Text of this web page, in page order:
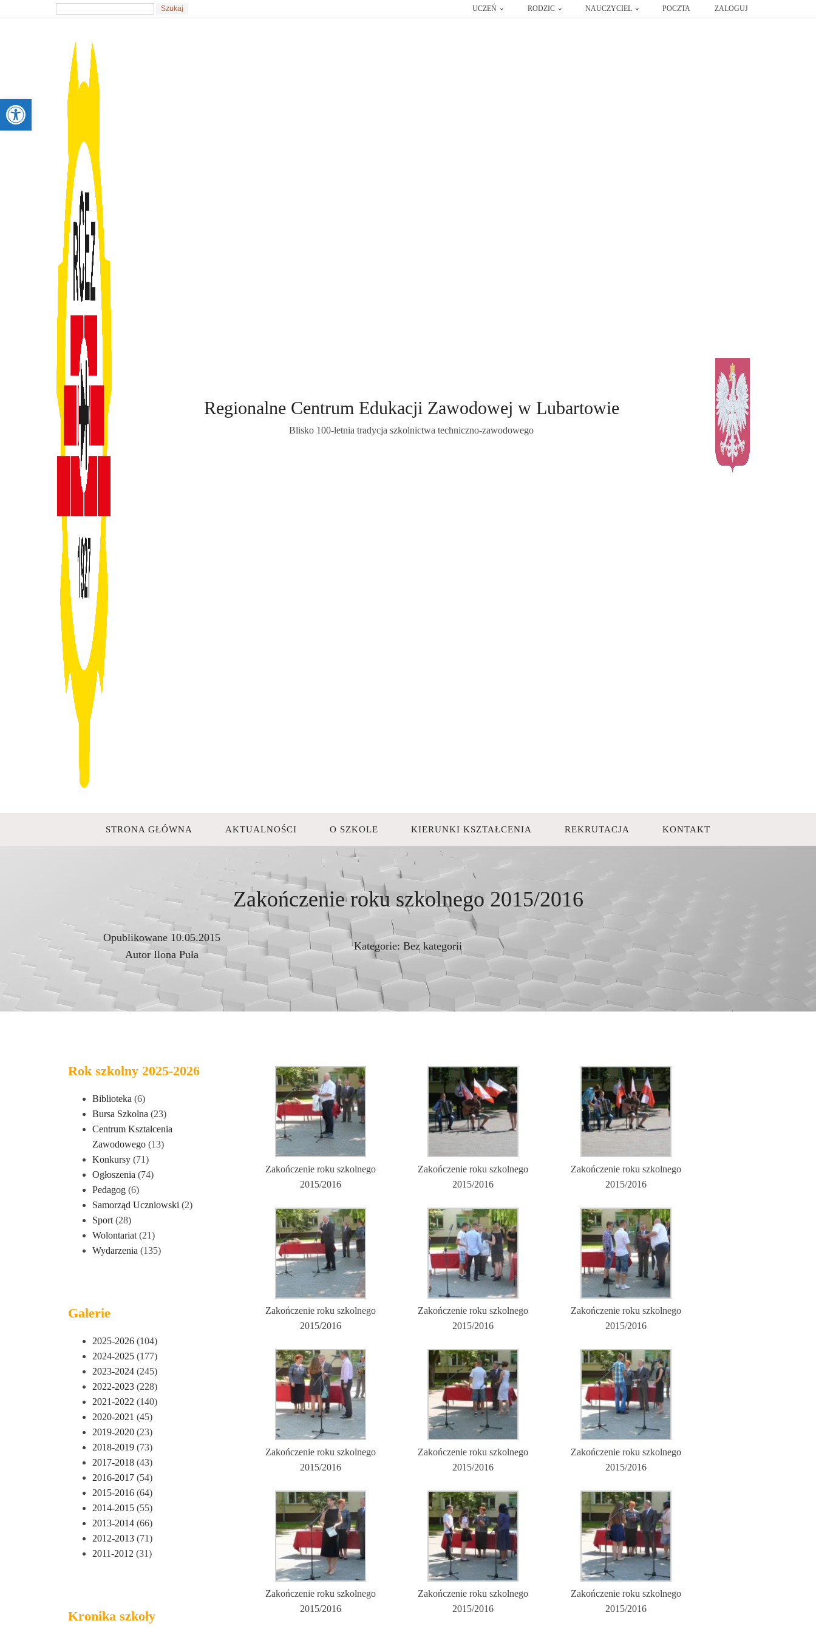
UCZEŃ RODZIC NAUCZYCIEL POCZTA ZALOGUJ
Regionalne Centrum Edukacji Zawodowej w Lubartowie
Blisko 100-letnia tradycja szkolnictwa techniczno-zawodowego
STRONA GŁÓWNA AKTUALNOŚCI O SZKOLE KIERUNKI KSZTAŁCENIA REKRUTACJA KONTAKT
Zakończenie roku szkolnego 2015/2016
Opublikowane 10.05.2015
Autor Ilona Puła
Kategorie: Bez kategorii
Rok szkolny 2025-2026
Biblioteka (6)
Bursa Szkolna (23)
Centrum Kształcenia
Zawodowego (13)
Konkursy (71)
Ogłoszenia (74)
Pedagog (6)
Samorząd Uczniowski (2)
Sport (28)
Wolontariat (21)
Wydarzenia (135)
Galerie
2025-2026 (104)
2024-2025 (177)
2023-2024 (245)
2022-2023 (228)
2021-2022 (140)
2020-2021 (45)
2019-2020 (23)
2018-2019 (73)
2017-2018 (43)
2016-2017 (54)
2015-2016 (64)
2014-2015 (55)
2013-2014 (66)
2012-2013 (71)
2011-2012 (31)
Kronika szkoły
Zakończenie roku szkolnego
2015/2016
Zakończenie roku szkolnego
2015/2016
Zakończenie roku szkolnego
2015/2016
Zakończenie roku szkolnego
2015/2016
Zakończenie roku szkolnego
2015/2016
Zakończenie roku szkolnego
2015/2016
Zakończenie roku szkolnego
2015/2016
Zakończenie roku szkolnego
2015/2016
Zakończenie roku szkolnego
2015/2016
Zakończenie roku szkolnego
2015/2016
Zakończenie roku szkolnego
2015/2016
Zakończenie roku szkolnego
2015/2016
Otwórz pasek narzędzi